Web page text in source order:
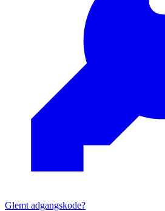
Glemt adgangskode?